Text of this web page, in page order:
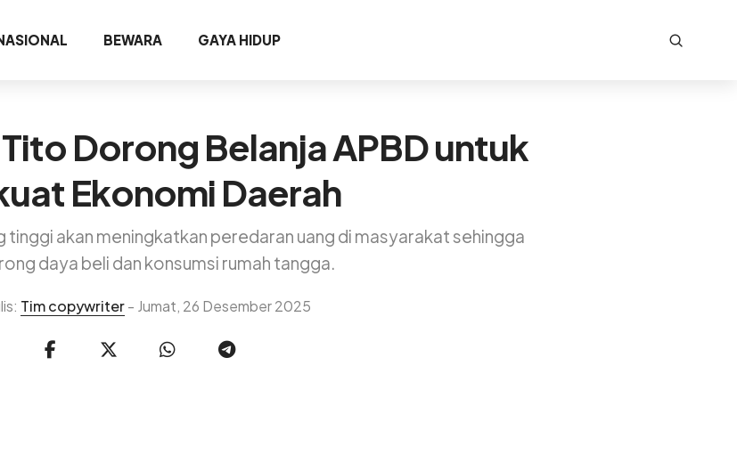
BEWARA GAYA HIDUP
Dorong Belanja APBD untuk
Ekonomi Daerah
tinggi akan meningkatkan peredaran uang di masyarakat sehingga
daya beli dan konsumsi rumah tangga.
Tim copywriter- Jumat, 26 Desember 2025